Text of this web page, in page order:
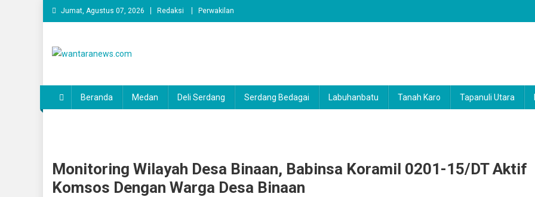
Skip
to
Jumat, Agustus 07, 2026 Redaksi Perwakilan
Beranda Medan Deli Serdang Serdang Bedagai Labuhanbatu Tanah Karo Tapanuli Utara
Monitoring Wilayah Desa Binaan, Babinsa Koramil 0201-15/DT Aktif
Komsos Dengan Warga Desa Binaan